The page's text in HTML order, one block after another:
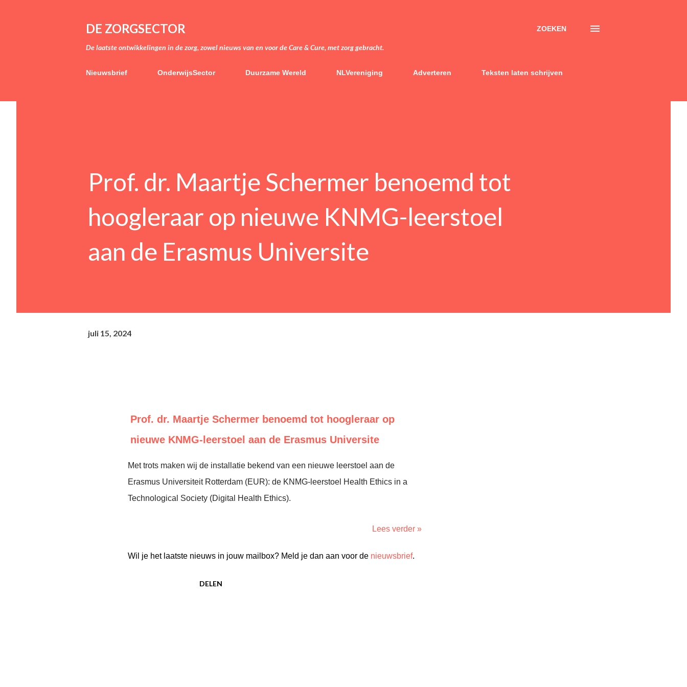
DE ZORGSECTOR
De laatste ontwikkelingen in de zorg, zowel nieuws van en voor de Care & Cure, met zorg gebracht.
ZOEKEN
Nieuwsbrief OnderwijsSector Duurzame Wereld NLVereniging Adverteren Teksten laten schrijven
Prof. dr. Maartje Schermer benoemd tot
hoogleraar op nieuwe KNMG-leerstoel
aan de Erasmus Universite
juli 15, 2024
Prof. dr. Maartje Schermer benoemd tot hoogleraar op
nieuwe KNMG-leerstoel aan de Erasmus Universite
Met trots maken wij de installatie bekend van een nieuwe leerstoel aan de
Erasmus Universiteit Rotterdam (EUR): de KNMG-leerstoel Health Ethics in a
Technological Society (Digital Health Ethics).
Lees verder »
Wil je het laatste nieuws in jouw mailbox? Meld je dan aan voor de nieuwsbrief.
DELEN